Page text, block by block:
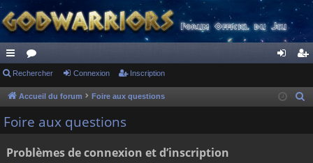
ac
co
ur
s
or
u ne cri
Rechercher Connexion Inscription
Accueil du forum Foire aux questions
Foire aux questions
Problèmes de connexion et d’inscription